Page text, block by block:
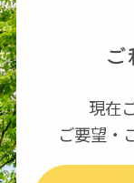
現在
ご要望・